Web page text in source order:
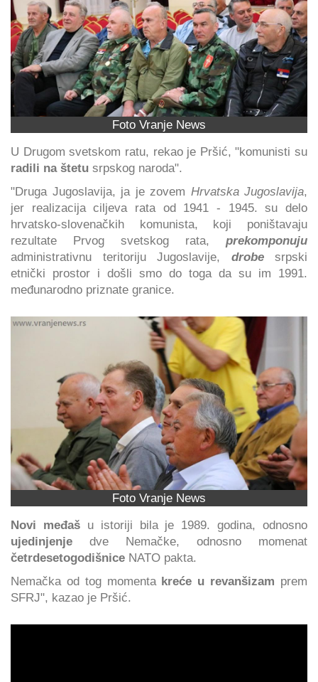
Foto Vranje News
U Drugom svetskom ratu, rekao je Pršić, "komunisti su
radili na štetu srpskog naroda".
"Druga Jugoslavija, ja je zovem Hrvatska Jugoslavija,
jer realizacija ciljeva rata od 1941 - 1945. su delo
hrvatsko-slovenačkih komunista, koji poništavaju
rezultate Prvog svetskog rata, prekomponuju
administrativnu teritoriju Jugoslavije, drobesrpski
etnički prostor i došli smo do toga da su im 1991.
međunarodno priznate granice.
Foto Vranje News
Novi međašu istoriji bila je 1989. godina, odnosno
ujedinjenje dve Nemačke, odnosno momenat
četrdesetogodišnice NATO pakta.
Nemačka od tog momenta kreće u revanšizam prem
SFRJ", kazao je Pršić.